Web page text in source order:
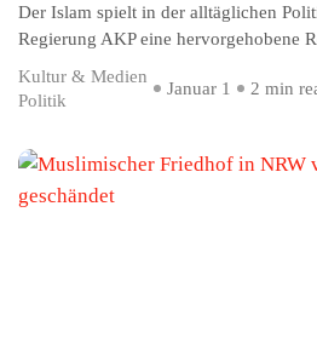
Der Islam spielt in der alltäglichen
Regierung AKP eine hervorgehobene
Kultur & Medien
Politik
Januar 1 2 min